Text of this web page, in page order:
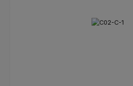
Bildergalerie überspringen